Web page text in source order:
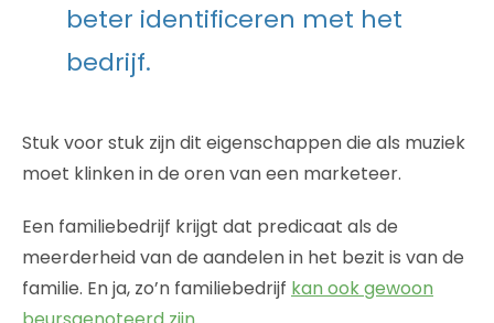
beter identificeren met het
bedrijf.
Stuk voor stuk zijn dit eigenschappen die als muziek
moet klinken in de oren van een marketeer.
Een familiebedrijf krijgt dat predicaat als de
meerderheid van de aandelen in het bezit is van de
familie. En ja, zo’n familiebedrijf kan ook gewoon